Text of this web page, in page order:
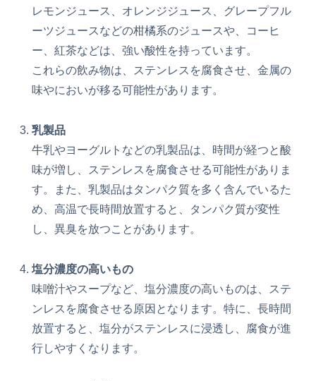
レモンジュース、オレンジジュース、グレープフル
ーツジュースなどの柑橘系のジュースや、コーヒ
ー、紅茶などは、強い酸性を持っています。
これらの飲み物は、ステンレスを腐食させ、金属の
味やにおいが移る可能性があります。
乳製品
牛乳やヨーグルトなどの乳製品は、時間が経つと酸
味が増し、ステンレスを腐食させる可能性がありま
す。また、乳製品はタンパク質を多く含んでいるた
め、高温で長時間放置すると、タンパク質が変性
し、異臭を放つことがあります。
塩分濃度の高いもの
味噌汁やスープなど、塩分濃度の高いものは、ステ
ンレスを腐食させる原因となります。特に、長時間
放置すると、塩分がステンレスに浸透し、腐食が進
行しやすくなります。